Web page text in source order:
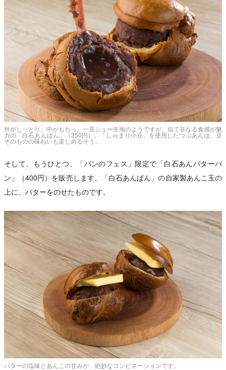
外がしっとり、中がもちっ。一見シュー生地のようですが、似て非なる食感が魅
力の「白石あんぱん」（350円）。「しゅまり小豆」を使用したつぶあんは、豆
そのものの味わいも楽しめるそう。
そして、もうひとつ、「パンのフェス」限定で「白石あんバターパ
ン」（400円）を販売します。「白石あんぱん」の自家製あんこ玉の
上に、バターをのせたものです。
バターの塩味とあんこの甘みが、絶妙なコンビネーションです。